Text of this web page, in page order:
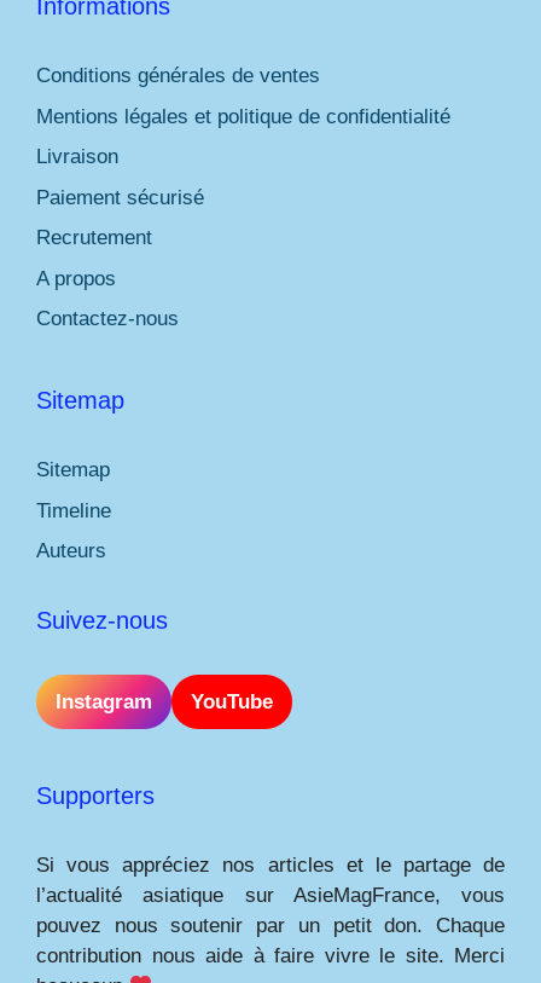
Informations
Conditions générales de ventes
Mentions légales et politique de confidentialité
Livraison
Paiement sécurisé
Recrutement
A propos
Contactez-nous
Sitemap
Sitemap
Timeline
Auteurs
Suivez-nous
Instagram YouTube
Supporters
Si vous appréciez nos articles et le partage de
l’actualité asiatique sur AsieMagFrance, vous
pouvez nous soutenir par un petit don. Chaque
contribution nous aide à faire vivre le site. Merci